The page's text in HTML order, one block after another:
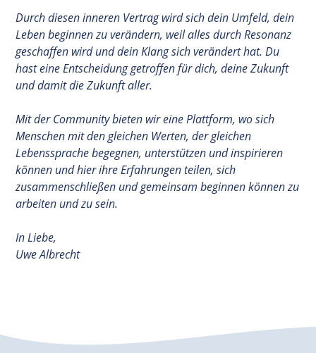
Durch diesen inneren Vertrag wird sich dein Umfeld, dein
Leben beginnen zu verändern, weil alles durch Resonanz
geschaffen wird und dein Klang sich verändert hat. Du
hast eine Entscheidung getroffen für dich, deine Zukunft
und damit die Zukunft aller.
Mit der Community bieten wir eine Plattform, wo sich
Menschen mit den gleichen Werten, der gleichen
Lebenssprache begegnen, unterstützen und inspirieren
können und hier ihre Erfahrungen teilen, sich
zusammenschließen und gemeinsam beginnen können zu
arbeiten und zu sein.
In Liebe,
Uwe Albrecht